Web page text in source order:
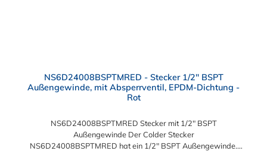
NS6D24008BSPTMRED - Stecker 1/2" BSPT
Außengewinde, mit Absperrventil, EPDM-Dichtung -
Rot
NS6D24008BSPTMRED Stecker mit 1/2" BSPT
Außengewinde Der Colder Stecker
NS6D24008BSPTMRED hat ein 1/2" BSPT Außengewinde.